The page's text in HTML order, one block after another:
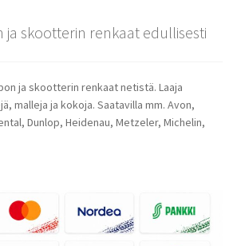
skootterin renkaat edullisesti
ja skootterin renkaat netistä. Laaja
malleja ja kokoja. Saatavilla mm. Avon,
Dunlop, Heidenau, Metzeler, Michelin,